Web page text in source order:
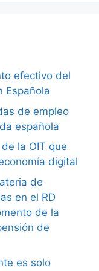
efectivo del
Española
de empleo
española
la OIT que
digital
de
en el RD
de la
de
es solo